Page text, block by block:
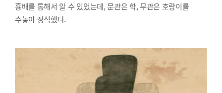
흉배를 통해서 알 수 있었는데, 문관은 학, 무관은 호랑이를
수놓아 장식했다.